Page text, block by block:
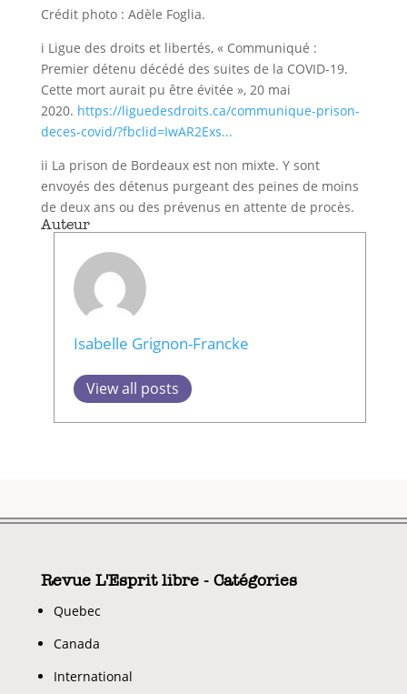
Crédit photo : Adèle Foglia.
i Ligue des droits et libertés, « Communiqué :
Premier détenu décédé des suites de la COVID-19.
Cette mort aurait pu être évitée », 20 mai
2020. https://liguedesdroits.ca/communique-prison-
deces-covid/?fbclid=IwAR2Exs...
ii La prison de Bordeaux est non mixte. Y sont
envoyés des détenus purgeant des peines de moins
de deux ans ou des prévenus en attente de procès.
Auteur
Isabelle Grignon-Francke
View all posts
Revue L'Esprit libre - Catégories
Quebec
Canada
International